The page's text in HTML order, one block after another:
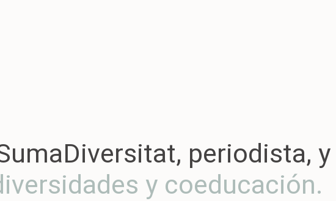
periodista,
y coeducación.